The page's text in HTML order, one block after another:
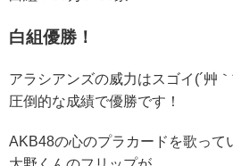
白組優勝！
アラシアンズの威力はスゴイ(´艸
圧倒的な成績で優勝です！
AKB48の心のプラカードを歌って